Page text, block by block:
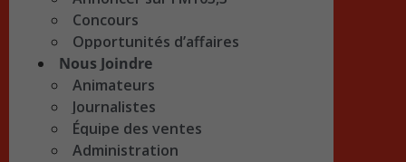
Concours
Opportunités d’affaires
Nous Joindre
Animateurs
Journalistes
Équipe des ventes
Administration